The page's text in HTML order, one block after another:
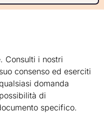
Consulti i nostri
consenso ed eserciti
domanda
di
specifico.